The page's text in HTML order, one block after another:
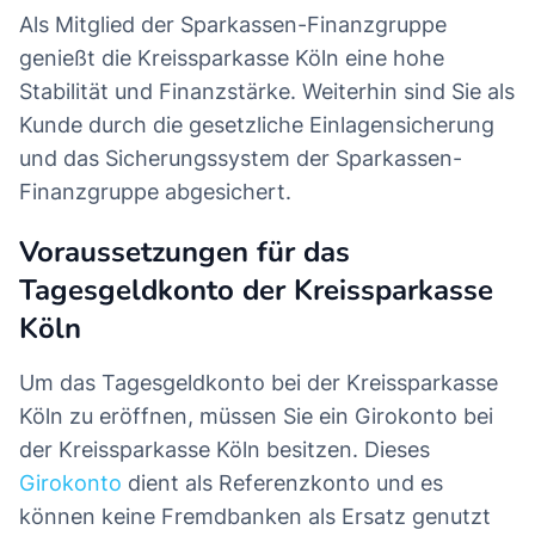
Als Mitglied der Sparkassen-Finanzgruppe
genießt die Kreissparkasse Köln eine hohe
Stabilität und Finanzstärke. Weiterhin sind Sie als
Kunde durch die gesetzliche Einlagensicherung
und das Sicherungssystem der Sparkassen-
Finanzgruppe abgesichert.
Voraussetzungen für das
Tagesgeldkonto der Kreissparkasse
Köln
Um das Tagesgeldkonto bei der Kreissparkasse
Köln zu eröffnen, müssen Sie ein Girokonto bei
der Kreissparkasse Köln besitzen. Dieses
Girokonto dient als Referenzkonto und es
können keine Fremdbanken als Ersatz genutzt